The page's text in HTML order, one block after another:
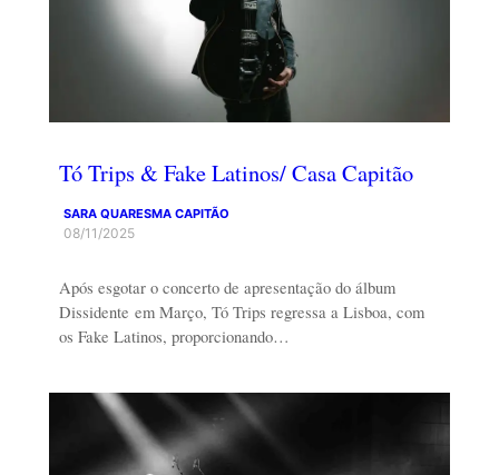
Tó Trips & Fake Latinos/ Casa Capitão
SARA QUARESMA CAPITÃO
08/11/2025
Após esgotar o concerto de apresentação do álbum
Dissidente em Março, Tó Trips regressa a Lisboa, com
os Fake Latinos, proporcionando…